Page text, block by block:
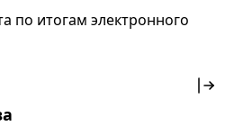
по итогам электронного